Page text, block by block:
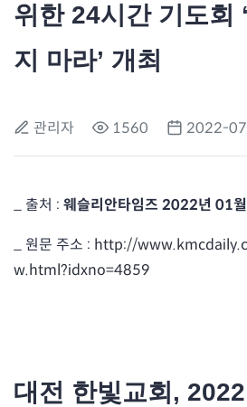
위한 24시간 기도회
지 마라’ 개최
관리자 1560 2022-
_ 출처 : 웨슬리안타임즈 2022년 01
_ 원문 주소 : http://
w.html?idxno=4859
대전 한빛교회,